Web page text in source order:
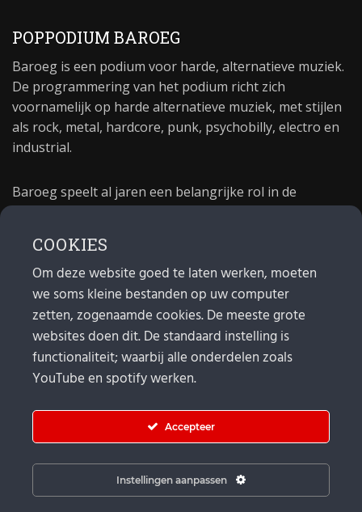
POPPODIUM BAROEG
Baroeg is een podium voor harde, alternatieve muziek.
De programmering van het podium richt zich
voornamelijk op harde alternatieve muziek, met stijlen
als rock, metal, hardcore, punk, psychobilly, electro en
industrial.
Baroeg speelt al jaren een belangrijke rol in de
poppodium 40 jaar.
MAIL
Algemeen: info@baroeg.nl
Bands & boeking: leon@baroeg.nl
Promotie & publiciteit: francis@baroeg.nl
COOKIES
Om deze website goed te laten werken, moeten
we soms kleine bestanden op uw computer
zetten, zogenaamde cookies. De meeste grote
websites doen dit. De standaard instelling is
functionaliteit; waarbij alle onderdelen zoals
YouTube en spotify werken.
Accepteer
Instellingen aanpassen